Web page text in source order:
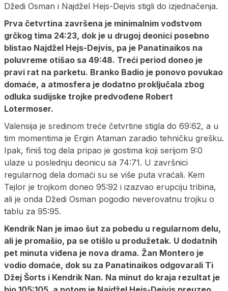
Džedi Osman i Najdžel Hejs-Dejvis stigli do izjednačenja.
Prva četvrtina završena je minimalnim vođstvom
grčkog tima 24:23, dok je u drugoj deonici posebno
blistao Najdžel Hejs-Dejvis, pa je Panatinaikos na
poluvreme otišao sa 49:48. Treći period doneo je
pravi rat na parketu. Branko Badio je ponovo povukao
domaće, a atmosfera je dodatno proključala zbog
odluka sudijske trojke predvođene Robert
Lotermoser.
Valensija je sredinom treće četvrtine stigla do 69:62, a u
tim momentima je Ergin Ataman zaradio tehničku grešku.
Ipak, finiš tog dela pripao je gostima koji serijom 9:0
ulaze u poslednju deonicu sa 74:71. U završnici
regularnog dela domaći su se više puta vraćali. Kem
Tejlor je trojkom doneo 95:92 i izazvao erupciju tribina,
ali je onda Džedi Osman pogodio neverovatnu trojku o
tablu za 95:95.
Kendrik Nan je imao šut za pobedu u regularnom delu,
ali je promašio, pa se otišlo u produžetak. U dodatnih
pet minuta viđena je nova drama. Žan Montero je
vodio domaće, dok su za Panatinaikos odgovarali Ti
Džej Šorts i Kendrik Nan. Na minut do kraja rezultat je